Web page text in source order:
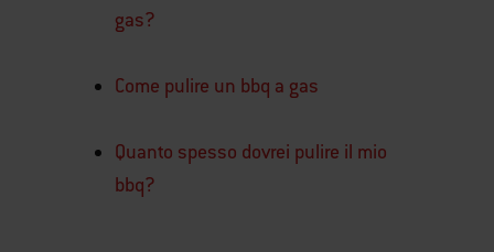
gas?
Come pulire un bbq a gas
Quanto spesso dovrei pulire il mio
bbq?